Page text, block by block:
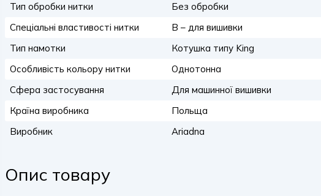
Тип обробки нитки
Без обробки
Спеціальні властивості нитки
B – для вишивки
Тип намотки
Котушка типу King
Особливість кольору нитки
Однотонна
Сфера застосування
Для машинної вишивки
Країна виробника
Польща
Виробник
Ariadna
Опис товару